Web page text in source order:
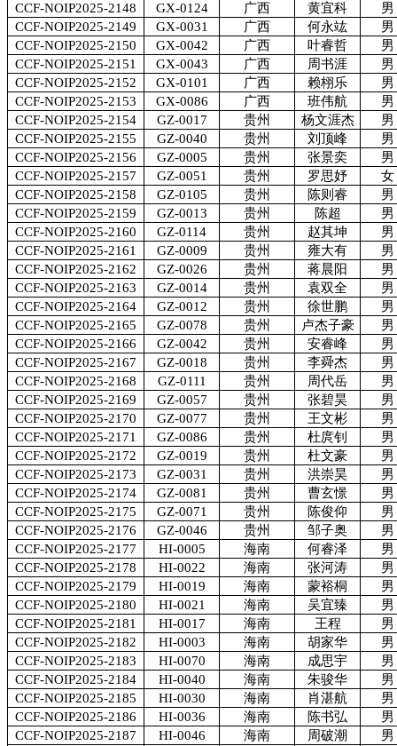
CCF-NOIP2025-2148
GX-0124 广西 黄宜科
男
CCF-NOIP2025-2149
GX-0031 广西 何永竑
男
CCF-NOIP2025-2150
GX-0042 广西 叶睿哲
男
CCF-NOIP2025-2151
GX-0043 广西 周书涯
男
CCF-NOIP2025-2152
GX-0101 广西 赖栩乐
男
CCF-NOIP2025-2153
GX-0086 广西 班伟航
男
CCF-NOIP2025-2154
GZ-0017 贵州 杨文涯杰
男
CCF-NOIP2025-2155
GZ-0040 贵州 刘顶峰
男
CCF-NOIP2025-2156
GZ-0005 贵州 张景奕
男
CCF-NOIP2025-2157
GZ-0051 贵州 罗思妤
女
CCF-NOIP2025-2158
GZ-0105 贵州 陈则睿
男
CCF-NOIP2025-2159
GZ-0013 贵州 陈超
男
CCF-NOIP2025-2160
GZ-0114 贵州 赵其坤
男
CCF-NOIP2025-2161
GZ-0009 贵州 雍大有
男
CCF-NOIP2025-2162
GZ-0026 贵州 蒋晨阳
男
CCF-NOIP2025-2163
GZ-0014 贵州 袁双全
男
CCF-NOIP2025-2164
GZ-0012 贵州 徐世鹏
男
CCF-NOIP2025-2165
GZ-0078 贵州 卢杰子豪
男
CCF-NOIP2025-2166
GZ-0042 贵州 安睿峰
男
CCF-NOIP2025-2167
GZ-0018 贵州 李舜杰
男
CCF-NOIP2025-2168
GZ-0111 贵州 周代岳
男
CCF-NOIP2025-2169
GZ-0057 贵州 张碧昊
男
CCF-NOIP2025-2170
GZ-0077 贵州 王文彬
男
CCF-NOIP2025-2171
GZ-0086 贵州 杜庹钊
男
CCF-NOIP2025-2172
GZ-0019 贵州 杜文豪
男
CCF-NOIP2025-2173
GZ-0031 贵州 洪崇昊
男
CCF-NOIP2025-2174
GZ-0081 贵州 曹玄憬
男
CCF-NOIP2025-2175
GZ-0071 贵州 陈俊仰
男
CCF-NOIP2025-2176
GZ-0046 贵州 邹子奥
男
CCF-NOIP2025-2177
HI-0005 海南 何睿泽
男
CCF-NOIP2025-2178
HI-0022 海南 张河涛
男
CCF-NOIP2025-2179
HI-0019 海南 蒙裕桐
男
CCF-NOIP2025-2180
HI-0021 海南 吴宜臻
男
CCF-NOIP2025-2181
HI-0017 海南 王程
男
CCF-NOIP2025-2182
HI-0003 海南 胡家华
男
CCF-NOIP2025-2183
HI-0070 海南 成思宇
男
CCF-NOIP2025-2184
HI-0040 海南 朱骏华
男
CCF-NOIP2025-2185
HI-0030 海南 肖湛航
男
CCF-NOIP2025-2186
HI-0036 海南 陈书弘
男
CCF-NOIP2025-2187
HI-0046 海南 周破潮
男